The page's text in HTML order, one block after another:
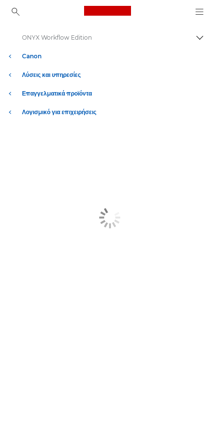
Canon Logo, back to
Canon
Λύσεις και υπηρεσίες
Επαγγελματικά προϊόντα
Λογισμικό για επιχειρήσεις
ONYX Workflow Edition